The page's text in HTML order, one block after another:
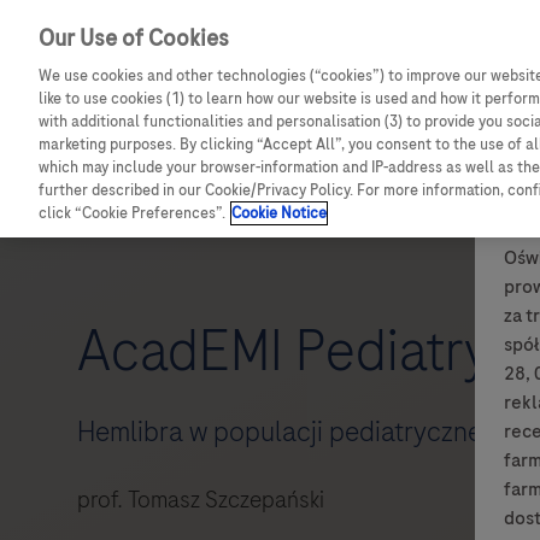
za
28,
AcadEMI
Hemlibra w populacji pediatrycznej -
prof. Tomasz Szczepański
Our Use of Cookies
We use cookies and other technologies (“cookies”) to improve our
like to use cookies (1) to learn how our website is used and how it
with additional functionalities and personalisation (3) to provide you
marketing purposes. By clicking “Accept All”, you consent to the use of
which may include your browser-information and IP-address as well as
further described in our Cookie/Privacy Policy. For more information,
click “Cookie Preferences”. Cookie Notice